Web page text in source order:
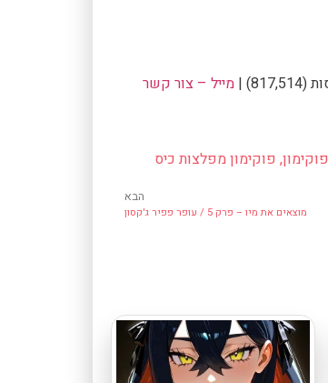
מייל – צור קשר
פוקימון, פוקימון מפלצות כיס
הבא
מוצאים את מיו – פרק 5 / ‫עופר פפיר ג'קסון‬